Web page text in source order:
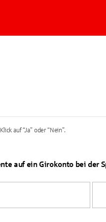
auf “Ja” oder “Nein”.
auf ein Girokonto bei der